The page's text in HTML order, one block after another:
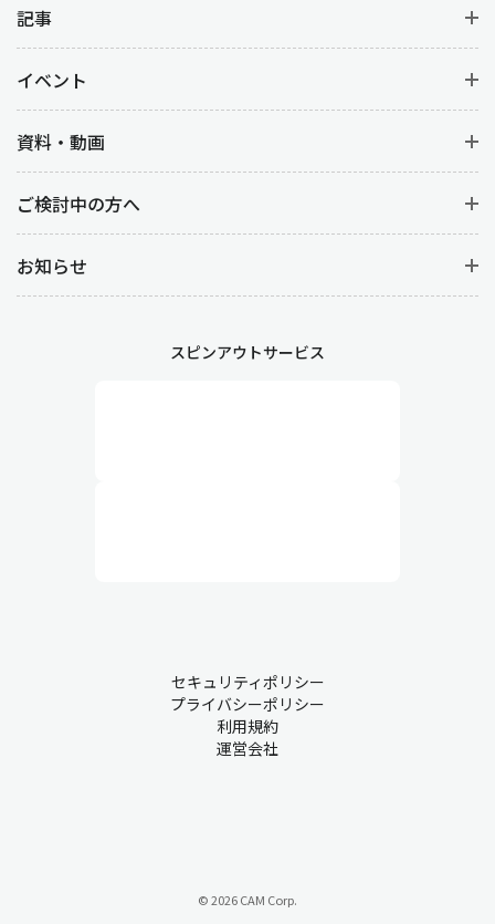
記事
イベント
資料・動画
ご検討中の方へ
お知らせ
スピンアウトサービス
セキュリティポリシー
プライバシーポリシー
利用規約
運営会社
© 2026 CAM Corp.